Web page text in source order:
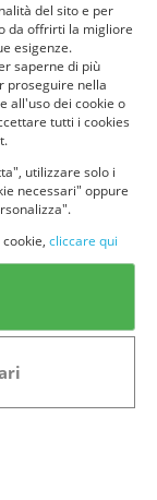
del sito e per
da offrirti la migliore
esigenze.
saperne di più
proseguire nella
all'uso dei cookie o
tutti i cookies
utilizzare solo i
necessari" oppure
cliccare qui